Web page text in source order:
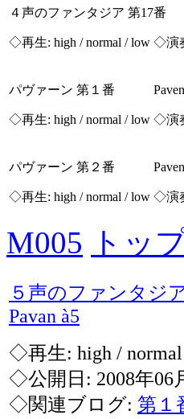
４声のファンタジア 第17
◇再生: high / normal / low ◇演
パヴァーン 第１番 Paven
◇再生: high / normal / low ◇演
パヴァーン 第２番 Paven
◇再生: high / normal / low ◇演
M005 トッ
５声のファンタ
Pavan à5
◇再生: high /
◇公開日: 2008年06
◇関連ブログ: 第１